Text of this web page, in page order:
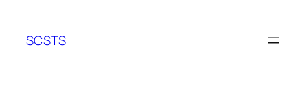
springen
SCSTS